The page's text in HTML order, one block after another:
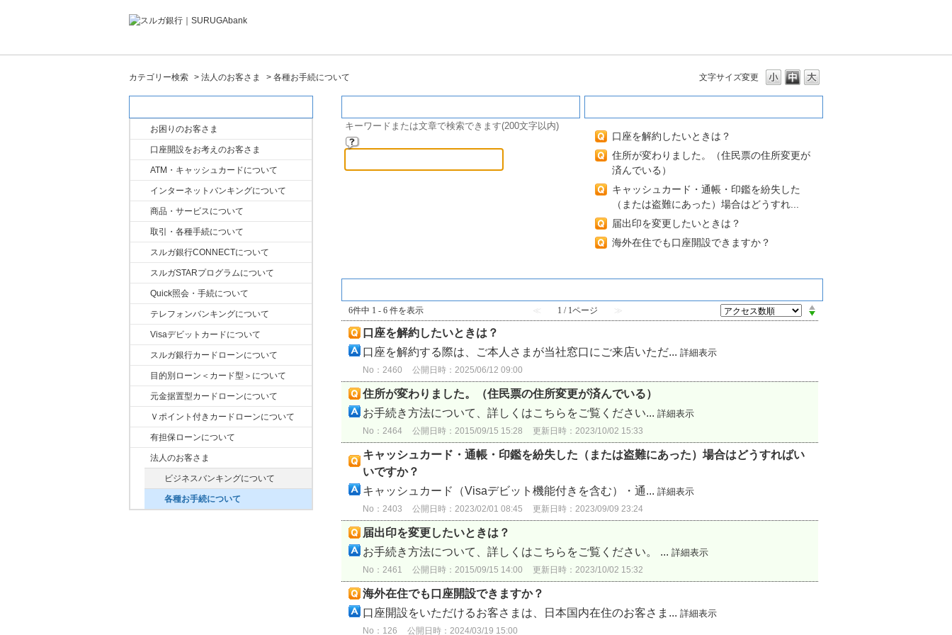
文字サイズ変更
カテゴリー検索 > 法人のお客さま > 各種お手続について
お困りのお客さま
口座開設をお考えのお客さま
ATM・キャッシュカードについて
インターネットバンキングについて
商品・サービスについて
取引・各種手続について
スルガ銀行CONNECTについて
スルガSTARプログラムについて
Quick照会・手続について
テレフォンバンキングについて
Visaデビットカードについて
スルガ銀行カードローンについて
目的別ローン＜カード型＞について
元金据置型カードローンについて
Ｖポイント付きカードローンについて
有担保ローンについて
法人のお客さま
ビジネスバンキングについて
各種お手続について
キーワードまたは文章で検索できます(200文字以内)
口座を解約したいときは？
住所が変わりました。（住民票の住所変更が
済んでいる）
キャッシュカード・通帳・印鑑を紛失した
（または盗難にあった）場合はどうすれ...
届出印を変更したいときは？
海外在住でも口座開設できますか？
6件中 1 - 6 件を表示 ≪ 1 / 1ページ ≫
口座を解約したいときは？
口座を解約する際は、ご本人さまが当社窓口にご来店いただ... 詳細表示
No：2460 公開日時：2025/06/12 09:00
住所が変わりました。（住民票の住所変更が済んでいる）
お手続き方法について、詳しくはこちらをご覧ください... 詳細表示
No：2464 公開日時：2015/09/15 15:28 更新日時：2023/10/02 15:33
キャッシュカード・通帳・印鑑を紛失した（または盗難にあった）場合はどうすればい
いですか？
キャッシュカード（Visaデビット機能付きを含む）・通... 詳細表示
No：2403 公開日時：2023/02/01 08:45 更新日時：2023/09/09 23:24
届出印を変更したいときは？
お手続き方法について、詳しくはこちらをご覧ください。 ... 詳細表示
No：2461 公開日時：2015/09/15 14:00 更新日時：2023/10/02 15:32
海外在住でも口座開設できますか？
口座開設をいただけるお客さまは、日本国内在住のお客さま... 詳細表示
No：126 公開日時：2024/03/19 15:00